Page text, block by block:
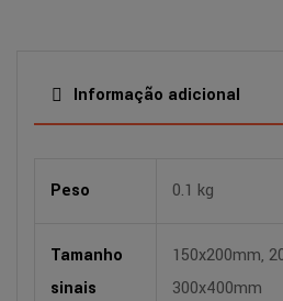
Informação adicional
Peso 0.1 kg
Tamanho
sinais
150x200mm,
300x400mm